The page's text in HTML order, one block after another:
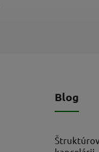
Blog